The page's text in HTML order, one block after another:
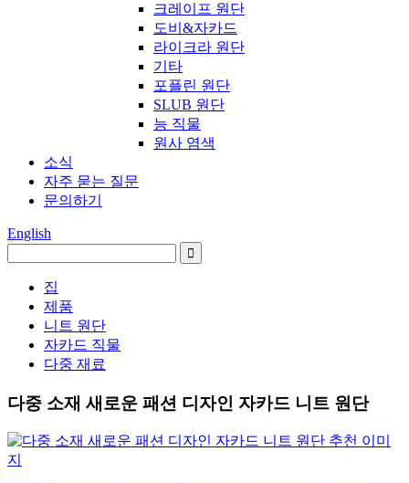
크레이프 원단
도비&자카드
라이크라 원단
기타
포플린 원단
SLUB 원단
능 직물
원사 염색
소식
자주 묻는 질문
문의하기
English
집
제품
니트 원단
자카드 직물
다중 재료
다중 소재 새로운 패션 디자인 자카드 니트 원단